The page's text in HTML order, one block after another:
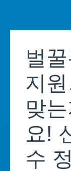
content벌
지
맞
요!
수